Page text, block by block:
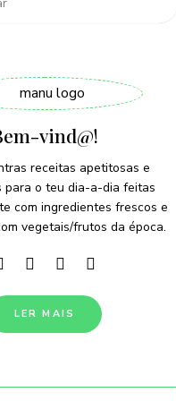
vind@!
receitas apetitosas e
para o teu dia-a-dia feitas
com ingredientes frescos e
vegetais/frutos da época.
LER MAIS